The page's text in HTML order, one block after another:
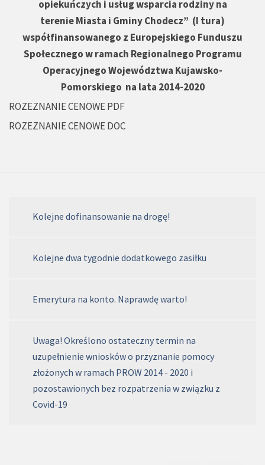
opiekuńczych i usług wsparcia rodziny na
terenie Miasta i Gminy Chodecz” (I tura)
współfinansowanego z Europejskiego Funduszu
Społecznego w ramach Regionalnego Programu
Operacyjnego Województwa Kujawsko-
Pomorskiego na lata 2014-2020
ROZEZNANIE CENOWE PDF
ROZEZNANIE CENOWE DOC
Kolejne dofinansowanie na drogę!
Kolejne dwa tygodnie dodatkowego zasiłku
Emerytura na konto. Naprawdę warto!
Uwaga! Określono ostateczny termin na
uzupełnienie wniosków o przyznanie pomocy
złożonych w ramach PROW 2014 - 2020 i
pozostawionych bez rozpatrzenia w związku z
Covid-19